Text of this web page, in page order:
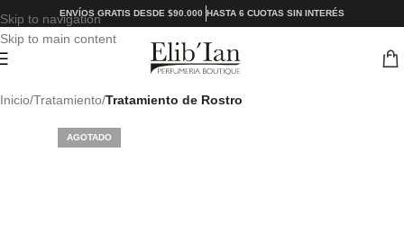
Skip to navigation
Skip to main content
ENVÍOS GRATIS DESDE $90.000 HASTA 6 CUOTAS SIN INTERÉS
Inicio Tratamiento Tratamiento de Rostro
AGOTADO